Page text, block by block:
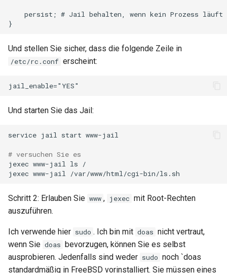
    persist; # Jail behalten, wenn kein Prozess läuft
Und stellen Sie sicher, dass die folgende Zeile in
/etc/rc.conf erscheint:
Und starten Sie das Jail:
service jail start www-jail
# versuchen Sie es
jexec www-jail ls
/
jexec www-jail
Schritt 2: Erlauben Sie www , jexec mit Root-Rechten
auszuführen.
Ich verwende hier sudo . Ich bin mit doas nicht vertraut,
wenn Sie doas bevorzugen, können Sie es selbst
ausprobieren. Jedenfalls sind weder sudo noch `doas
standardmäßig in FreeBSD vorinstalliert. Sie müssen eines